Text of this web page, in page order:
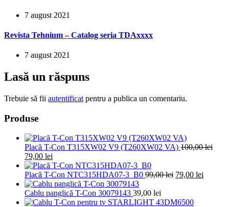
7 august 2021
Revista Tehnium – Catalog seria TDAxxxx
7 august 2021
Lasă un răspuns
Trebuie să fii autentificat pentru a publica un comentariu.
Produse
Placă T-Con T315XW02 V9 (T260XW02 VA) 100,00lei
Prețul
inițial
a
fost:
100,00 lei.
79,00 lei
curent
este:
79,00 lei.
Placă T-Con NTC315HDA07-3_B0 99,00lei Prețul
fost:
79,00 lei
Cablu panglică T-Con 30079143 39,00 lei